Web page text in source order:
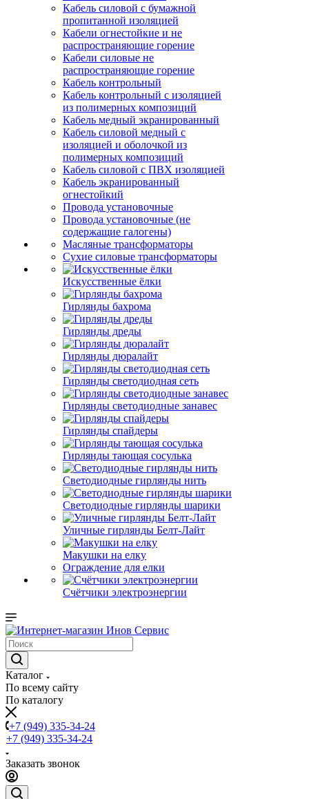
Кабель силовой с бумажной
пропитанной изоляцией
Кабели огнестойкие и не
распространяющие горение
Кабели силовые не
распространяющие горение
Кабель контрольный
Кабель контрольный с изоляцией
из полимерных композиций
Кабель медный экранированный
Кабель силовой медный с
изоляцией и оболочкой из
полимерных композиций
Кабель силовой с ПВХ изоляцией
Кабель экранированный
огнестойкий
Провода установочные
Провода установочные (не
содержащие галогены)
Масляные трансформаторы
Сухие силовые трансформаторы
Искусственные ёлки
Гирлянды бахрома
Гирлянды дреды
Гирлянды дюралайт
Гирлянды светодиодная сеть
Гирлянды светодиодные занавес
Гирлянды спайдеры
Гирлянды тающая сосулька
Светодиодные гирлянды нить
Светодиодные гирлянды шарики
Уличные гирлянды Белт-Лайт
Макушки на елку
Ограждение для елки
Счётчики электроэнергии
Каталог
По всему сайту
По каталогу
+7 (949) 335-34-24
+7 (949) 335-34-24
Заказать звонок